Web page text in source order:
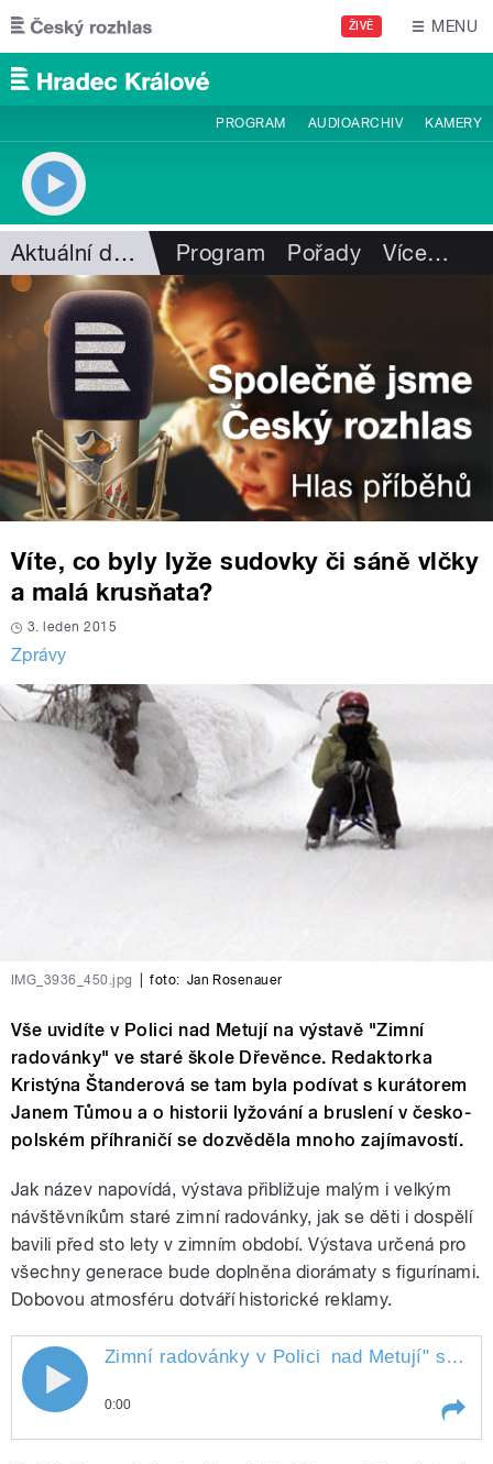
Přejít k hlavnímu obsahu
ŽIVĚ MENU
PROGRAM AUDIOARCHIV KAMERY
Aktuální dění Program Pořady Více…
Víte, co byly lyže sudovky či sáně vlčky
a malá krusňata?
3. leden 2015
Zprávy
IMG_3936_450.jpg foto: Jan Rosenauer
Vše uvidíte v Polici nad Metují na výstavě "Zimní
radovánky" ve staré škole Dřevěnce. Redaktorka
Kristýna Štanderová se tam byla podívat s kurátorem
Janem Tůmou a o historii lyžování a bruslení v česko-
polském příhraničí se dozvěděla mnoho zajímavostí.
Jak název napovídá, výstava přibližuje malým i velkým
návštěvníkům staré zimní radovánky, jak se děti i dospělí
bavili před sto lety v zimním období. Výstava určená pro
všechny generace bude doplněna diorámaty s figurínami.
Dobovou atmosféru dotváří historické reklamy.
Zimní radovánky v Polici nad Metují
Zimní radovánky v Polici nad Metují" style="">
0:00